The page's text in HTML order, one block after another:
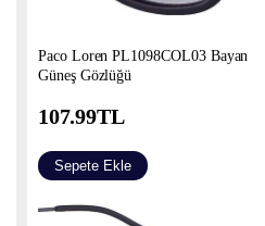
Paco Loren PL1098COL03 Bayan
Güneş Gözlüğü
107.99TL
Sepete Ekle